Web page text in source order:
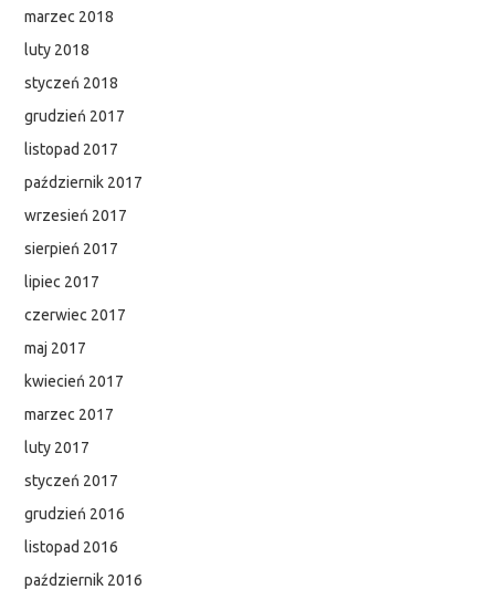
marzec 2018
luty 2018
styczeń 2018
grudzień 2017
listopad 2017
październik 2017
wrzesień 2017
sierpień 2017
lipiec 2017
czerwiec 2017
maj 2017
kwiecień 2017
marzec 2017
luty 2017
styczeń 2017
grudzień 2016
listopad 2016
październik 2016